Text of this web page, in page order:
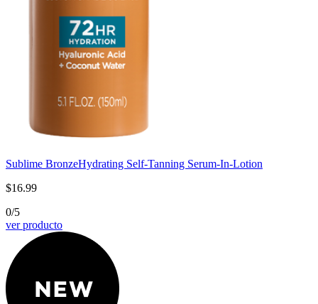
Sublime BronzeHydrating Self-Tanning Serum-In-Lotion
$16.99
0/5
ver producto